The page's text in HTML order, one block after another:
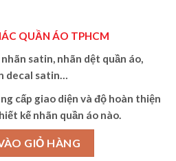
QUẦN ÁO TPHCM
nhãn satin, nhãn dệt quần áo,
decal satin…
cấp giao diện và độ hoàn thiện
kế nhãn quần áo nào.
TPHCM số lượng
GIỎ HÀNG